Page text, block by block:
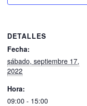
DETALLES
Fecha:
sábado, septiembre 17,
2022
Hora:
09:00 - 15:00